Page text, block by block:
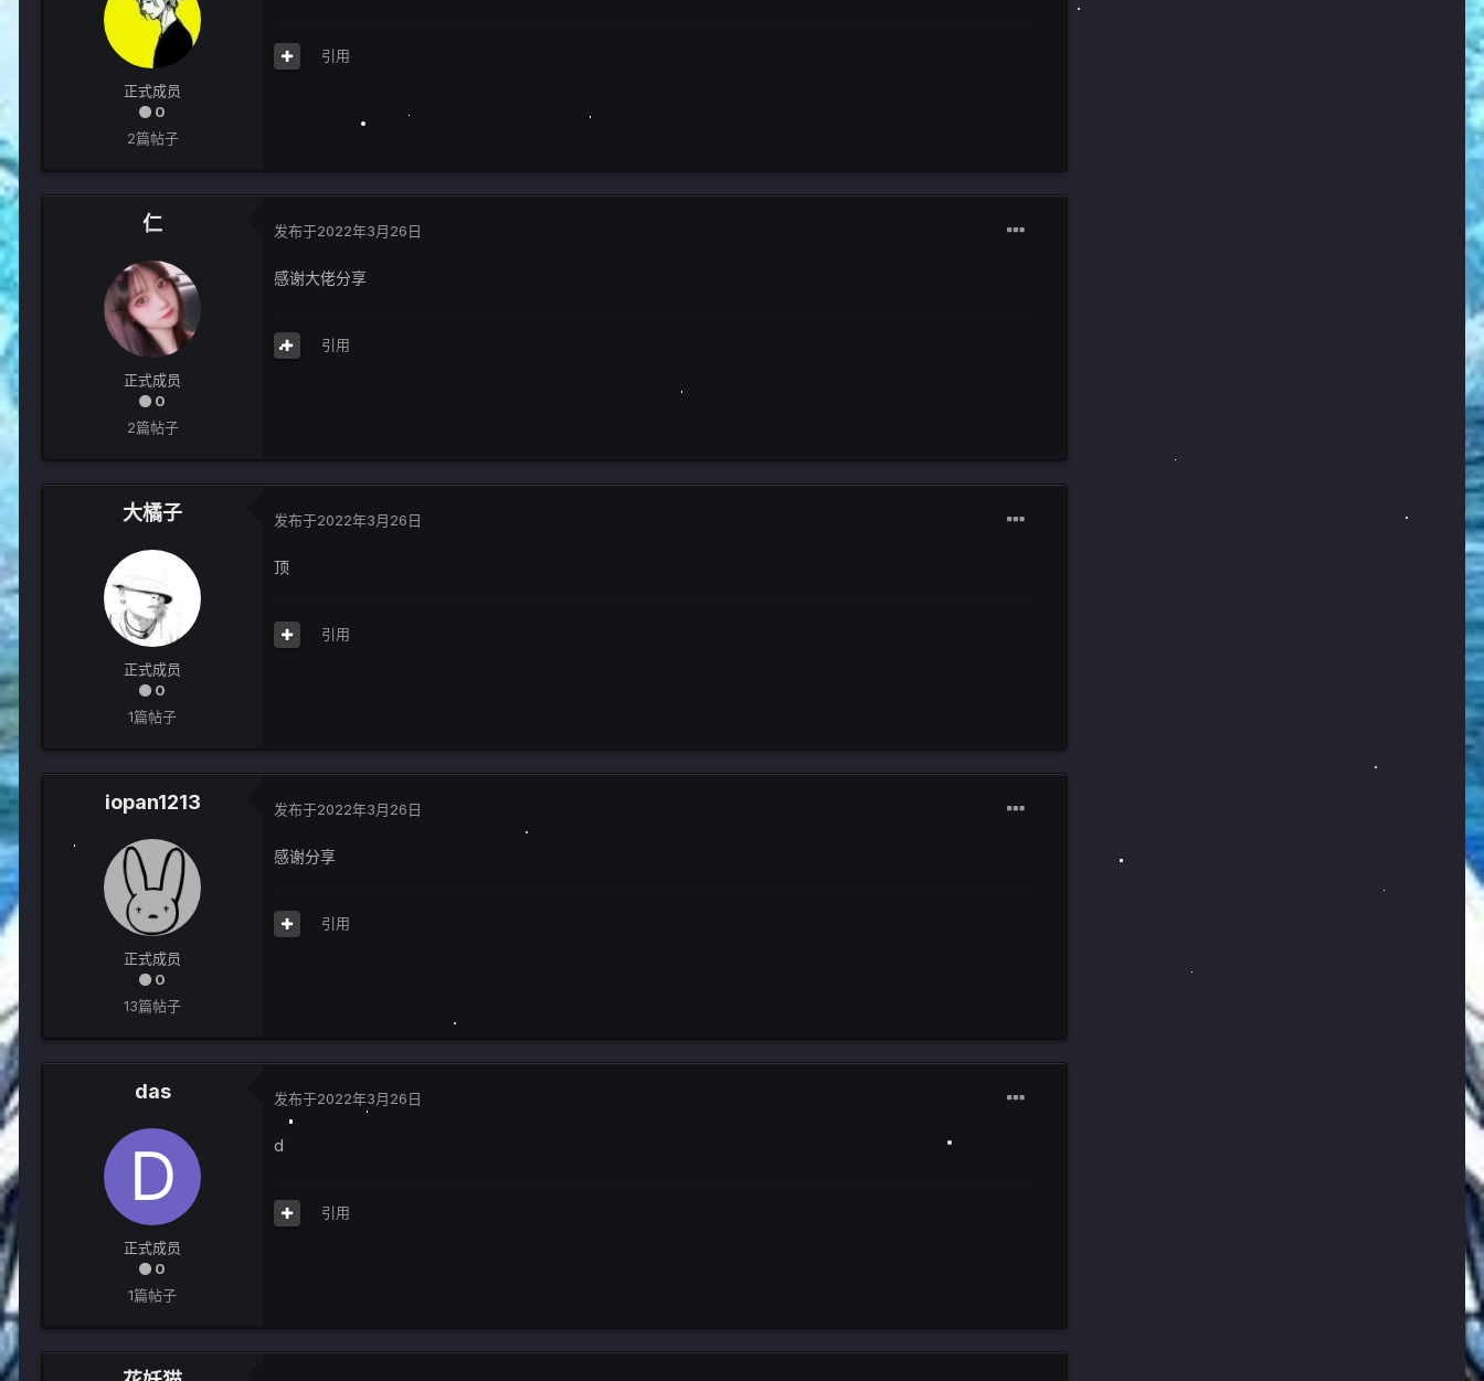
正式成员
0
2篇帖子
引用
仁
正式成员
0
2篇帖子
发布于2022年3月26日
感谢大佬分享
引用
大橘子
正式成员
0
1篇帖子
发布于2022年3月26日
顶
引用
iopan1213
正式成员
0
13篇帖子
发布于2022年3月26日
感谢分享
引用
das
正式成员
0
1篇帖子
发布于2022年3月26日
d
引用